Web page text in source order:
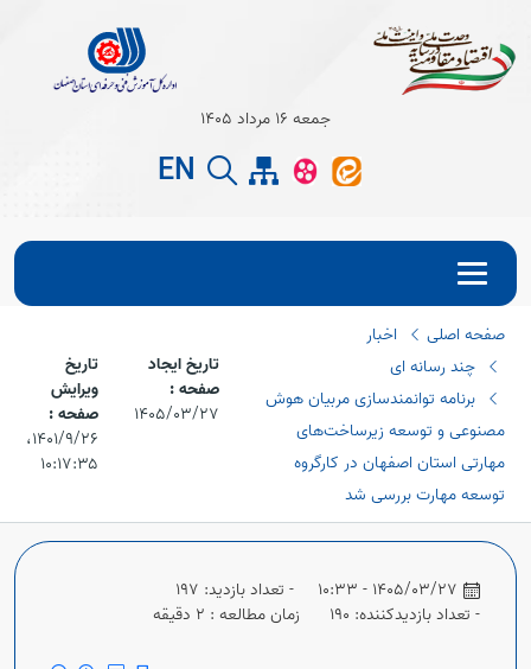
Open
Open
Open
Open
جمعه 16 مرداد 1405
EN
صفحه اصلی
اخبار
چند رسانه ای
برنامه توانمندسازی مربیان هوش
مصنوعی و توسعه زیرساخت‌های
مهارتی استان اصفهان در کارگروه
توسعه مهارت بررسی شد
تاریخ ایجاد
صفحه :
1405/03/27
تاریخ
ویرایش
صفحه :
۱۴۰۱/۹/۲۶،‏
۱۰:۱۷:۳۵
1405/03/27 - 10:33
- تعداد بازدید: 197
- تعداد بازدیدکننده: 190
زمان مطالعه : 2 دقیقه